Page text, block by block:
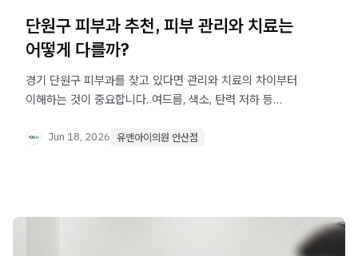
단원구 피부과 추천, 피부 관리와 치료는
어떻게 다를까?
경기 단원구 피부과를 찾고 있다면 관리와 치료의 차이부터
이해하는 것이 중요합니다. 여드름, 색소, 탄력 저하 등
있습니다.Jun 18, 2026 유앤아이의원 안산점